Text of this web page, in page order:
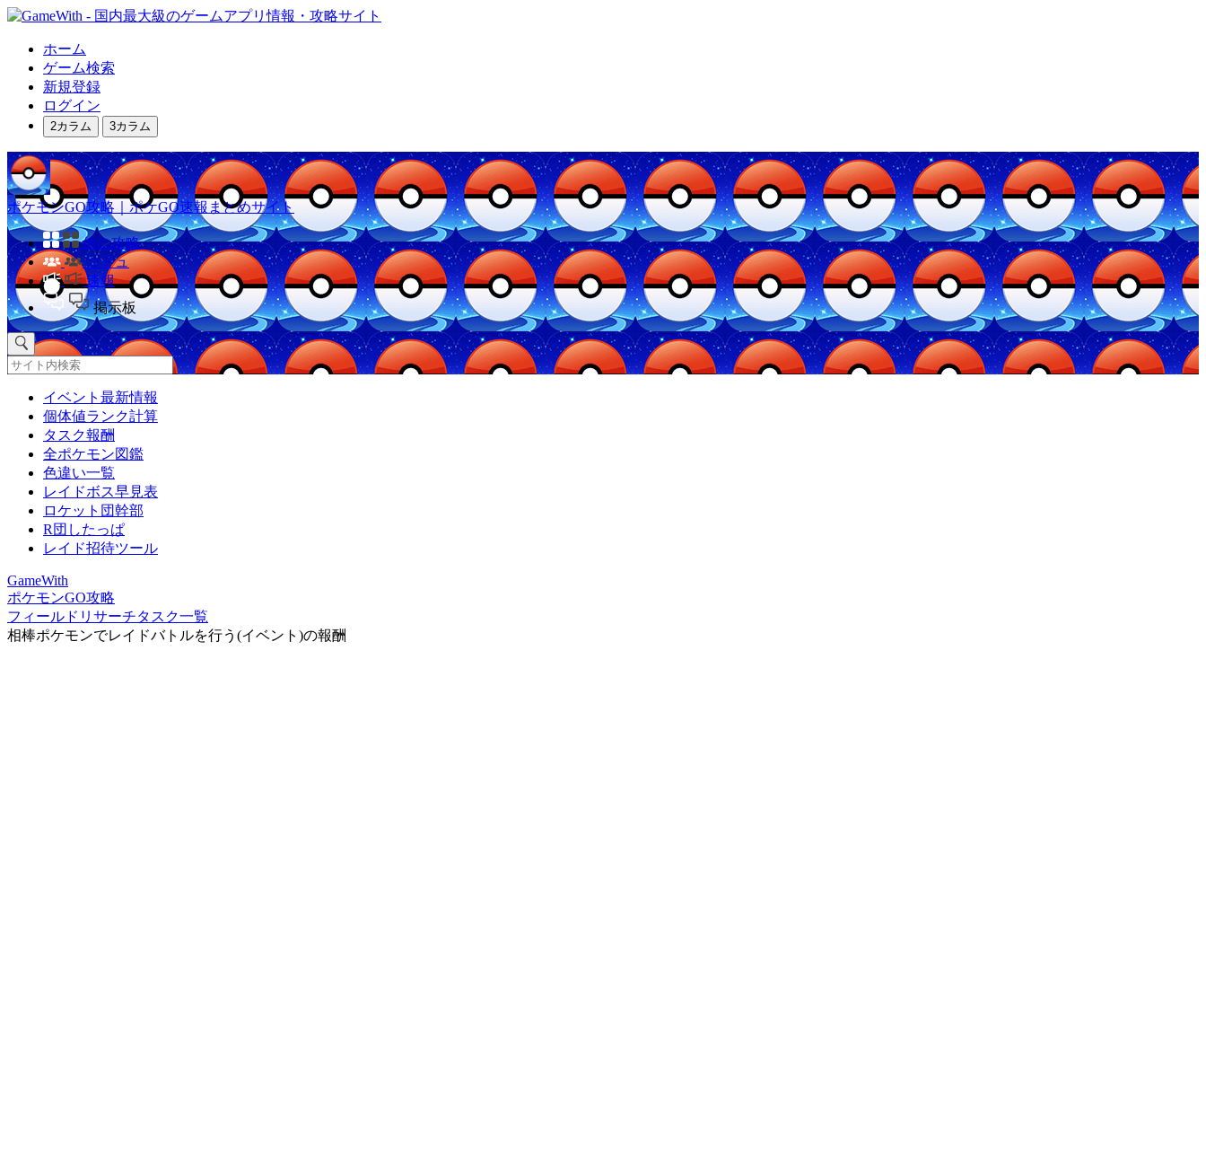
ホーム
ゲーム検索
新規登録
ログイン
2カラム 3カラム
ポケモンGO攻略｜ポケGO速報まとめサイト
他の攻略
コミュ
速報
掲示板
イベント最新情報
個体値ランク計算
タスク報酬
全ポケモン図鑑
色違い一覧
レイドボス早見表
ロケット団幹部
R団したっぱ
レイド招待ツール
GameWith
ポケモンGO攻略
フィールドリサーチタスク一覧
相棒ポケモンでレイドバトルを行う(イベント)の報酬